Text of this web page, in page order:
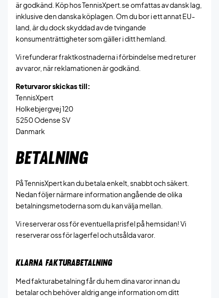
är godkänd. Köp hos TennisXpert.se omfattas av dansk lag,
inklusive den danska köplagen. Om du bor i ett annat EU-
land, är du dock skyddad av de tvingande
konsumenträttigheter som gäller i ditt hemland.
Vi refunderar fraktkostnaderna i förbindelse med returer
av varor, när reklamationen är godkänd.
Returvaror skickas till:
TennisXpert
Holkebjergvej 120
5250 Odense SV
Danmark
BETALNING
På TennisXpert kan du betala enkelt, snabbt och säkert.
Nedan följer närmare information angående de olika
betalningsmetoderna som du kan välja mellan.
Vi reserverar oss för eventuella prisfel på hemsidan! Vi
reserverar oss för lagerfel och utsålda varor.
KLARNA FAKTURABETALNING
Med fakturabetalning får du hem dina varor innan du
betalar och behöver aldrig ange information om ditt